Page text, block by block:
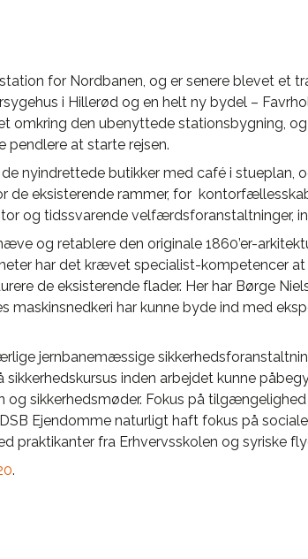
for Nordbanen, og er senere blevet et
i Hillerød og en helt ny bydel –
omkring den ubenyttede stationsbygning,
at starte rejsen.
nyindrettede butikker med café i stueplan,
de eksisterende rammer, for
og tidssvarende velfærdsforanstaltninger,
og retablere den originale 1860’er-
har det krævet specialist-kompetencer
de eksisterende flader. Her har Børge
maskinsnedkeri har kunne byde ind med
jernbanemæssige
inden arbejdet kunne
sikkerhedsmøder. Fokus på
Ejendomme naturligt haft fokus på
praktikanter fra Erhvervsskolen og syriske
.